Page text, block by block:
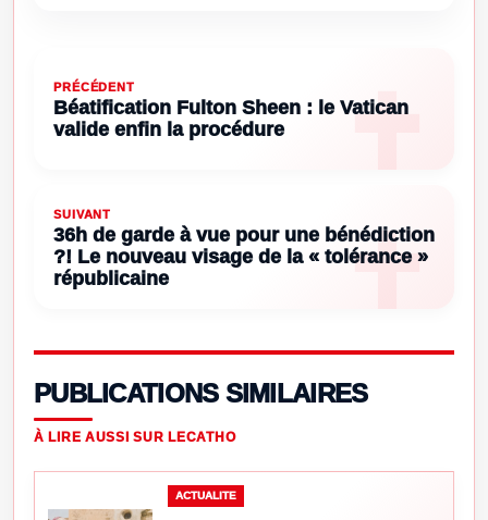
PRÉCÉDENT
Béatification Fulton Sheen : le Vatican
valide enfin la procédure
SUIVANT
36h de garde à vue pour une bénédiction
?! Le nouveau visage de la « tolérance »
républicaine
PUBLICATIONS SIMILAIRES
À LIRE AUSSI SUR LECATHO
ACTUALITE